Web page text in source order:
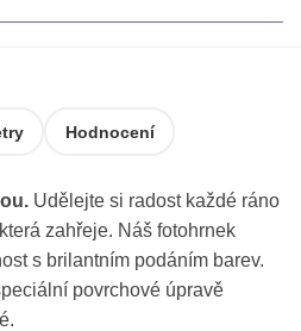
Hodnocení
Udělejte si radost každé ráno
zahřeje. Náš fotohrnek
s brilantním podáním barev.
povrchové úpravě